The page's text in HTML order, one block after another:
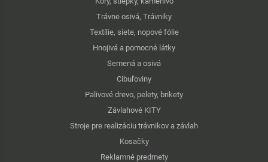
Trávne osivá, Trávniky
Textílie, siete, nopové fólie
Hnojivá a pomocné látky
Semená a osivá
Cibuľoviny
Palivové drevo, pelety, brikety
Závlahové KITY
Stroje pre realizáciu trávnikov a závlah
Kosačky
Reklamné predmety